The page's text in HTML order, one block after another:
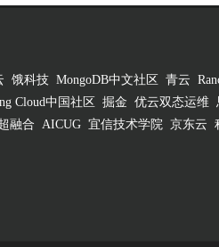
饿科技 MongoDB中文社区 青云
Cloud中国社区 掘金 优云双态运维
融合 AICUG 宜信技术学院 京东云